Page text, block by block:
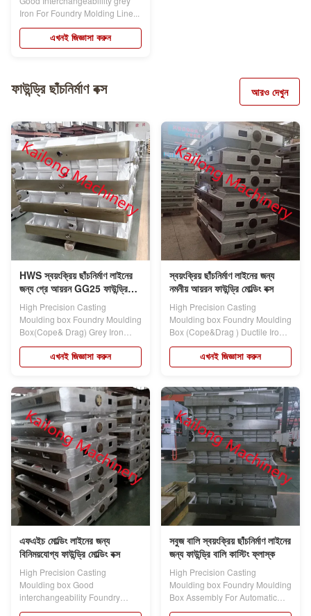
Iron For Foundry Molding Line...
এখনই জিজ্ঞাসা করুন
ফাউন্ড্রি ছাঁচনির্মাণ বক্স আরও দেখুন
HWS স্বয়ংক্রিয় ছাঁচনির্মাণ লাইনের
জন্য গ্রে আয়রন GG25 ফাউন্ড্রি
মোল্ডিং বক্স
High Precision Casting
Moulding box Foundry Moulding
Box(Cope& Drag) Grey Iron
GG25 For HWS...
এখনই জিজ্ঞাসা করুন
স্বয়ংক্রিয় ছাঁচনির্মাণ লাইনের জন্য
নমনীয় আয়রন ফাউন্ড্রি মোল্ডিং বক্স
High Precision Casting
Moulding box Foundry Moulding
Box (Cope&Drag ) Ductile Iron
GGG50 For...
এখনই জিজ্ঞাসা করুন
এফএইচ মোল্ডিং লাইনের জন্য
বিনিময়যোগ্য ফাউন্ড্রি মোল্ডিং বক্স
High Precision Casting
Moulding box Good
interchangeability Foundry
Moulding Box (Cope&Drag )...
সবুজ বালি স্বয়ংক্রিয় ছাঁচনির্মাণ লাইনের
জন্য ফাউন্ড্রি বালি কাস্টিং ফ্লাস্ক
High Precision Casting
Moulding box Foundry Moulding
Box Assembly For Automatic
Molding Line Of...